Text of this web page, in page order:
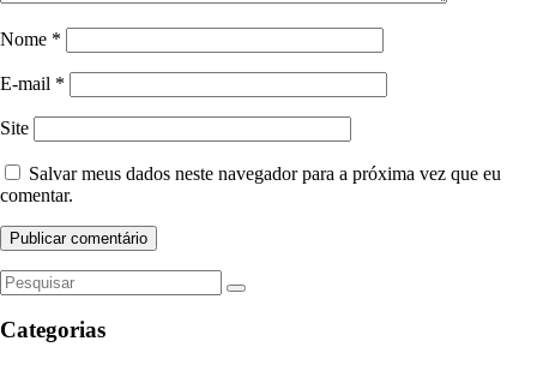
Nome *
E-mail *
Site
Salvar meus dados neste navegador para a próxima vez que eu
comentar.
Categorias